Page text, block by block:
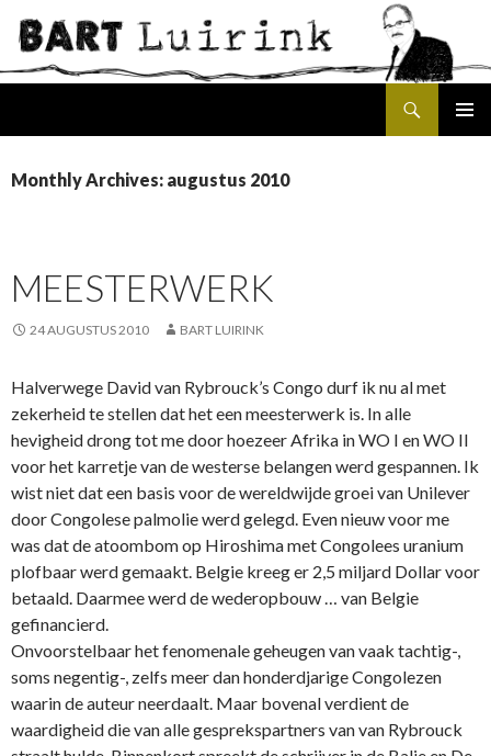
CONTENT
Monthly Archives: augustus 2010
MEESTERWERK
24 AUGUSTUS 2010 BART LUIRINK
Halverwege David van Rybrouck’s Congo durf ik nu al met
zekerheid te stellen dat het een meesterwerk is. In alle
hevigheid drong tot me door hoezeer Afrika in WO I en WO II
voor het karretje van de westerse belangen werd gespannen. Ik
wist niet dat een basis voor de wereldwijde groei van Unilever
door Congolese palmolie werd gelegd. Even nieuw voor me
was dat de atoombom op Hiroshima met Congolees uranium
plofbaar werd gemaakt. Belgie kreeg er 2,5 miljard Dollar voor
betaald. Daarmee werd de wederopbouw … van Belgie
gefinancierd.
Onvoorstelbaar het fenomenale geheugen van vaak tachtig-,
soms negentig-, zelfs meer dan honderdjarige Congolezen
waarin de auteur neerdaalt. Maar bovenal verdient de
waardigheid die van alle gesprekspartners van van Rybrouck